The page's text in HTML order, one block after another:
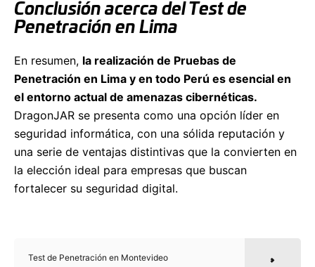
Conclusión acerca del Test de
Penetración en Lima
En resumen, la realización de Pruebas de
Penetración en Lima y en todo Perú es esencial en
el entorno actual de amenazas cibernéticas.
DragonJAR se presenta como una opción líder en
seguridad informática, con una sólida reputación y
una serie de ventajas distintivas que la convierten en
la elección ideal para empresas que buscan
fortalecer su seguridad digital.
Test de Penetración en Montevideo